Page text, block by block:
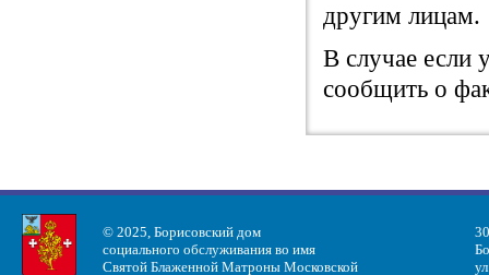
другим лицам.
В случае если
сообщить о
© 2025, Борисовский дом
социального обслуживания во имя
Святой Блаженной Матроны Московской